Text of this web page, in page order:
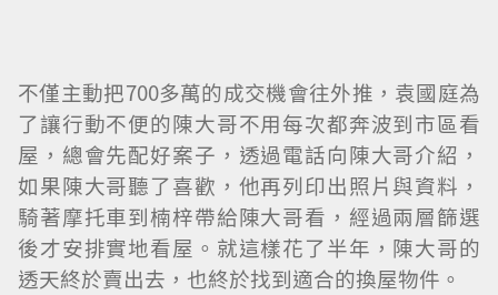
不僅主動把700多萬的成交機會往外推，袁國庭為
了讓行動不便的陳大哥不用每次都奔波到市區看
屋，總會先配好案子，透過電話向陳大哥介紹，
如果陳大哥聽了喜歡，他再列印出照片與資料，
騎著摩托車到楠梓帶給陳大哥看，經過兩層篩選
後才安排實地看屋。就這樣花了半年，陳大哥的
透天終於賣出去，也終於找到適合的換屋物件。